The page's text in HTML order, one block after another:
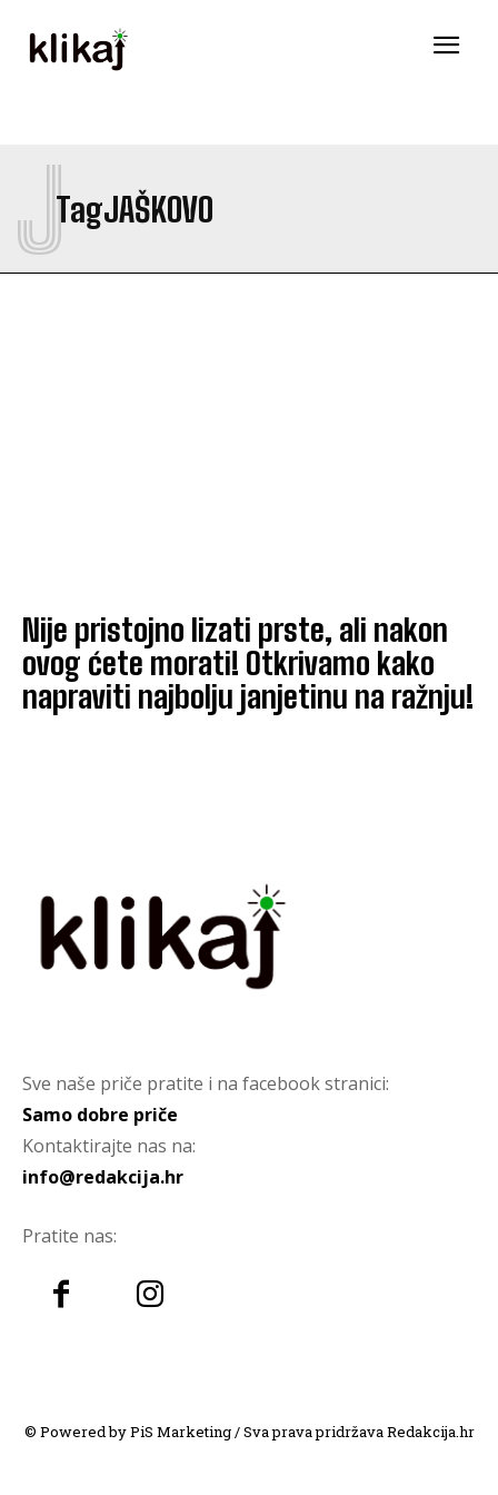
TagJAŠKOVO
J
Nije pristojno lizati prste, ali nakon
ovog ćete morati! Otkrivamo kako
napraviti najbolju janjetinu na ražnju!
Sve naše priče pratite i na facebook stranici:
Samo dobre priče
Kontaktirajte nas na:
info@redakcija.hr
Pratite nas:
© Powered by PiS Marketing / Sva prava pridržava Redakcija.hr